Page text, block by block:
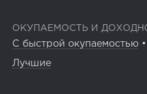
ОКУПАЕМОСТЬ И
С быстрой окупаемостью •
Лучшие